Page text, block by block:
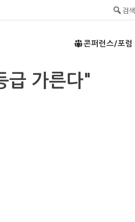
검색
콘퍼런스/포럼
급 가른다"